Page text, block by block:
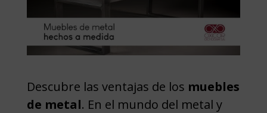
Descubre las ventajas de los muebles
de metal. En el mundo del metal y